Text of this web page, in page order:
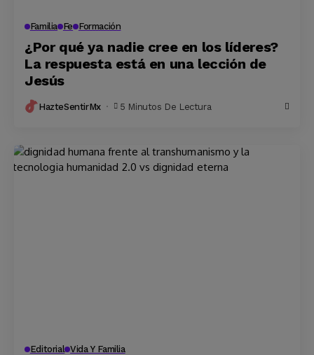
Familia Fe Formación
¿Por qué ya nadie cree en los líderes?
La respuesta está en una lección de
Jesús
HazteSentirMx 5 Minutos De Lectura
Editorial Vida Y Familia